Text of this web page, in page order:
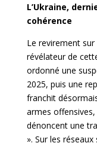
L’Ukraine,
cohérence
Le revirement sur
révélateur de
ordonné une
2025, puis une
franchit
armes
dénoncent une
». Sur les